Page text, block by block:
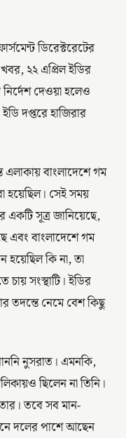
ডিরেক্টরেটের
২২ এপ্রিল ইডির
দেওয়া হলেও
দপ্তরে হাজিরার
এলাকায় বাংলাদেশে গম
হয়েছিল। সেই সময়
একটি সূত্র জানিয়েছে,
এবং বাংলাদেশে গম
হয়েছিল কি না, তা
সংস্থাটি। ইডির
তদন্তে নেমে বেশ কিছু
নুসরাত। এমনকি,
ছিলেন না তিনি।
তবে সব মান-
দলের পাশে আছেন